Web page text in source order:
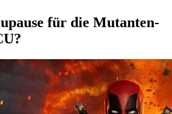
für die Mutanten-